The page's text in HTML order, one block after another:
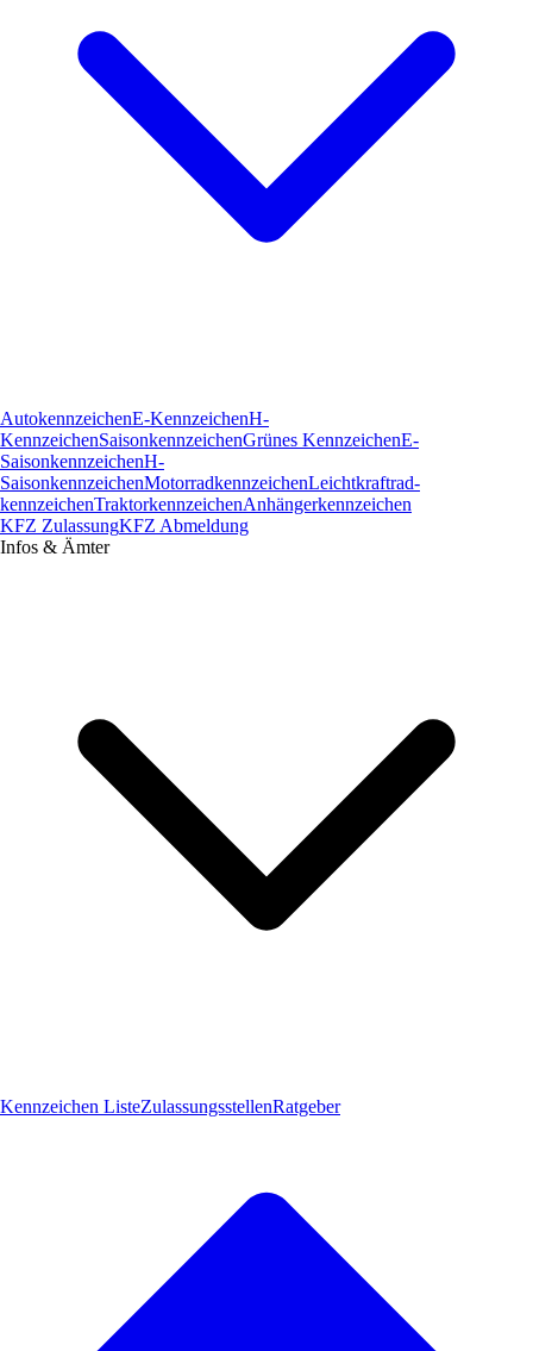
AutokennzeichenE-KennzeichenH-
KennzeichenSaisonkennzeichenGrünes KennzeichenE-
SaisonkennzeichenH-
SaisonkennzeichenMotorradkennzeichenLeichtkraftrad­
kennzeichenTraktorkennzeichenAnhängerkennzeichen
KFZ ZulassungKFZ Abmeldung
Infos & Ämter
Kennzeichen ListeZulassungsstellenRatgeber